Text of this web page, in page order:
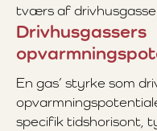
tværs af
Drivhusgassers
En gas’ styrke som
specifik tidshorisont,